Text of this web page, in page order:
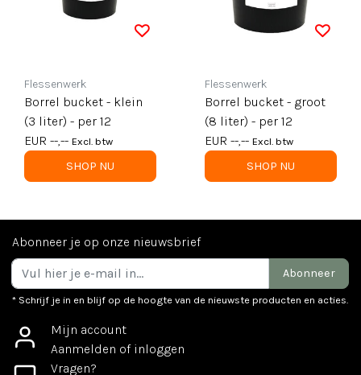
Flessenwerk
Borrel bucket - klein
(3 liter) - per 12
EUR --,-- Excl. btw
SHOP NU
Flessenwerk
Borrel bucket - groot
(8 liter) - per 12
EUR --,-- Excl. btw
SHOP NU
Abonneer je op onze nieuwsbrief
Abonneer
* Schrijf je in en blijf op de hoogte van de nieuwste producten en acties.
Mijn account
Aanmelden of inloggen
Vragen?